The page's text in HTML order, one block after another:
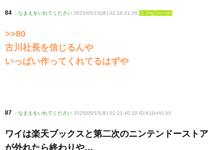
84 : なまえをいれてください 2025/05/15(木) 02:16:21.56 ID:JHgOm+r90
>>80
古川社長を信じるんや
いっぱい作ってくれてるはずや
87 : なまえをいれてください 2025/05/15(木) 02:21:40.20 ID:A1jVsVLX0
ワイは楽天ブックスと第二次のニンテンドーストア
が外れたら終わりや…